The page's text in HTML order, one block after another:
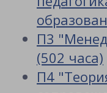
П3
(502 часа)
П4